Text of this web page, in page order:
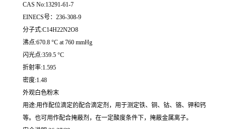
CAS No:13291-61-7
EINECS号：236-308-9
分子式:C14H22N2O8
沸点:670.8 °C at 760 mmHg
闪光点:359.5 °C
折射率:1.595
密度:1.48
外观白色粉末
用途:用作配位滴定的配合滴定剂，用于测定铁、铜、钴、铬、钾和钙
等。也可用作配合掩蔽剂，在一定酸度条件下，掩蔽金属离子。